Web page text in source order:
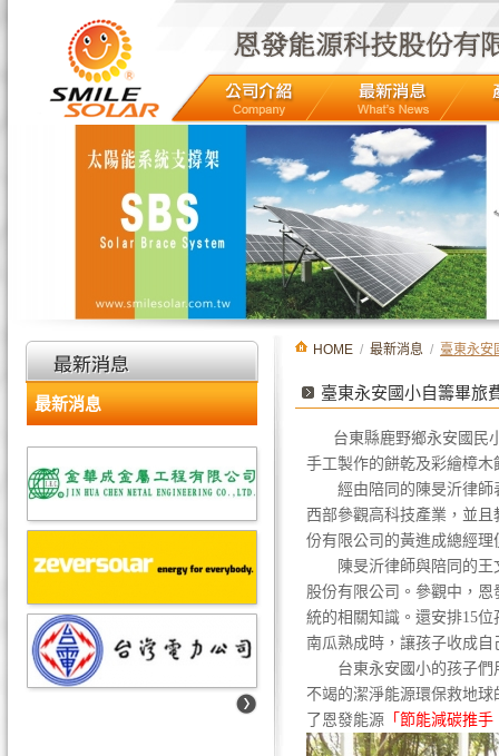
最新消息
HOME / 最新消息 / 臺東永安
臺東永安國小自籌畢旅
台東縣鹿野鄉永安國民
手工製作的餅乾及彩繪樟
經由陪同的陳旻沂律師表
西部參觀高科技產業，並
份有限公司的黃進成總經
陳旻沂律師與陪同的王文
股份有限公司。參觀中，
統的相關知識。還安排15
南瓜熟成時，讓孩子收成
台東永安國小的孩子們用
不竭的潔淨能源環保救地
了恩發能源 「節能減碳推